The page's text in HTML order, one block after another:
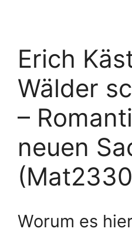
Erich
Wälder
–
neuen
Worum es